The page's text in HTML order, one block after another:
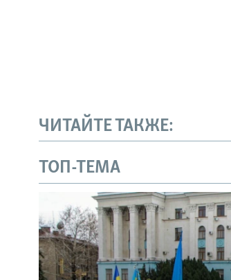
ЧИТАЙТЕ ТАКЖЕ:
ТОП-ТЕМА